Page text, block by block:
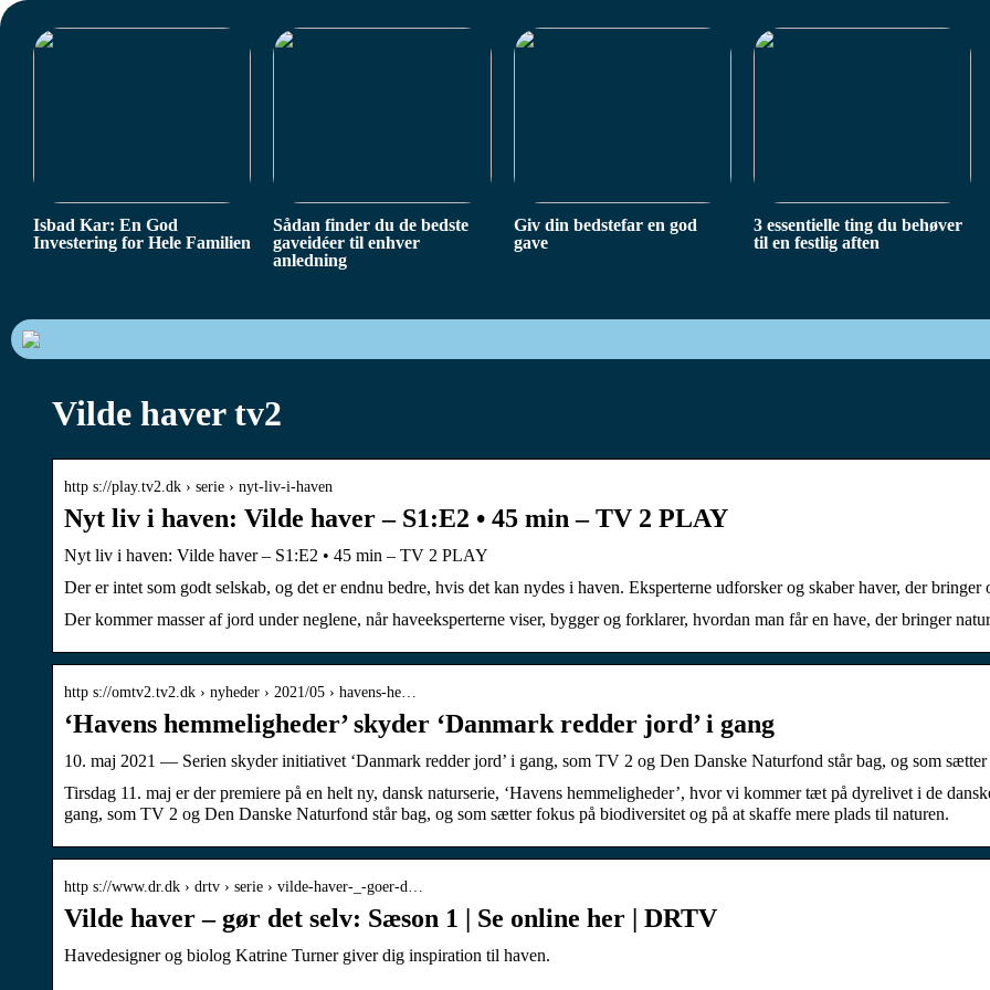
Isbad Kar: En God
Investering for Hele Familien
Sådan finder du de bedste
gaveidéer til enhver
anledning
Giv din bedstefar en god
gave
3 essentielle ting du behøver
til en festlig aften
Vilde haver tv2
http s://play.tv2.dk › serie › nyt-liv-i-haven
Nyt liv i haven: Vilde haver – S1:E2 • 45 min – TV 2 PLAY
Nyt liv i haven: Vilde haver – S1:E2 • 45 min – TV 2 PLAY
Der er intet som godt selskab, og det er endnu bedre, hvis det kan nydes i haven. Eksperterne udforsker og skaber haver, der bringer
Der kommer masser af jord under neglene, når haveeksperterne viser, bygger og forklarer, hvordan man får en have, der bringer
http s://omtv2.tv2.dk › nyheder › 2021/05 › havens-he…
‘Havens hemmeligheder’ skyder ‘Danmark redder jord’ i gang
10. maj 2021 — Serien skyder initiativet ‘Danmark redder jord’ i gang, som TV 2 og Den Danske Naturfond står bag, og som
Tirsdag 11. maj er der premiere på en helt ny, dansk naturserie, ‘Havens hemmeligheder’, hvor vi kommer tæt på dyrelivet i de
gang, som TV 2 og Den Danske Naturfond står bag, og som sætter fokus på biodiversitet og på at skaffe mere plads til naturen.
http s://www.dr.dk › drtv › serie › vilde-haver-_-goer-d…
Vilde haver – gør det selv: Sæson 1 | Se online her | DRTV
Havedesigner og biolog Katrine Turner giver dig inspiration til haven.